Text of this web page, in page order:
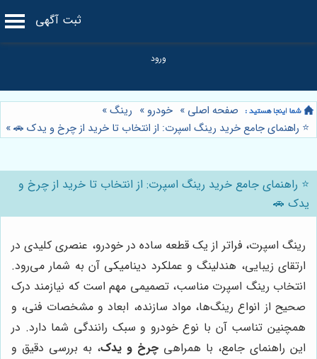
ثبت آگهی
صفحه اصلی » خودرو » رینگ»
⭐️ راهنمای جامع خرید رینگ اسپرت: از انتخاب تا خرید از چرخ و یدک 🚗»
⭐️ راهنمای جامع خرید رینگ اسپرت: از انتخاب تا خرید از چرخ و
یدک 🚗
رینگ اسپرت، فراتر از یک قطعه ساده در خودرو، عنصری کلیدی در
ارتقای زیبایی، هندلینگ و عملکرد دینامیکی آن به شمار می‌رود.
انتخاب رینگ اسپرت مناسب، تصمیمی مهم است که نیازمند درک
صحیح از انواع رینگ‌ها، مواد سازنده، ابعاد و مشخصات فنی، و
همچنین تناسب آن با نوع خودرو و سبک رانندگی شما دارد. در
این راهنمای جامع، با همراهی چرخ و یدک، به بررسی دقیق و